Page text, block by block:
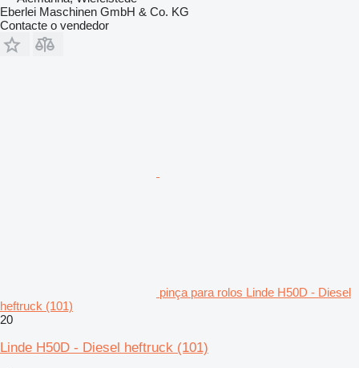
Eberlei Maschinen GmbH & Co. KG
Contacte o vendedor
pinça para rolos Linde H50D - Diesel
heftruck (101)
20
Linde H50D - Diesel heftruck (101)